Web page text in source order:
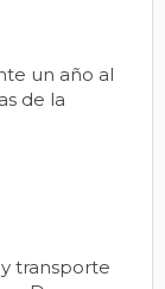
un año al
de la
transporte